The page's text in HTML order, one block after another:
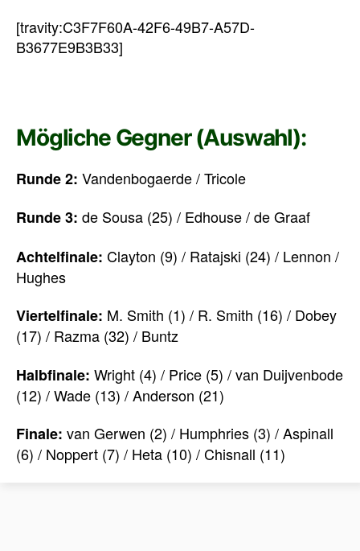
[travity:C3F7F60A-42F6-49B7-A57D-
B3677E9B3B33]
Mögliche Gegner (Auswahl):
Runde 2: Vandenbogaerde / Tricole
Runde 3: de Sousa (25) / Edhouse / de Graaf
Achtelfinale: Clayton (9) / Ratajski (24) / Lennon /
Hughes
Viertelfinale: M. Smith (1) / R. Smith (16) / Dobey
(17) / Razma (32) / Buntz
Halbfinale: Wright (4) / Price (5) / van Duijvenbode
(12) / Wade (13) / Anderson (21)
Finale: van Gerwen (2) / Humphries (3) / Aspinall
(6) / Noppert (7) / Heta (10) / Chisnall (11)